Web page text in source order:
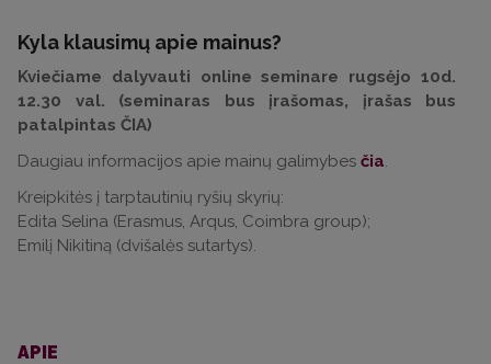
Kyla klausimų apie mainus?
Kviečiame dalyvauti online seminare rugsėjo 10d.
12.30 val. (seminaras bus įrašomas, įrašas bus
patalpintas ČIA)
Daugiau informacijos apie mainų galimybes čia.
Kreipkitės į tarptautinių ryšių skyrių:
Edita Selina (Erasmus, Arqus, Coimbra group);
Emilį Nikitiną (dvišalės sutartys).
APIE